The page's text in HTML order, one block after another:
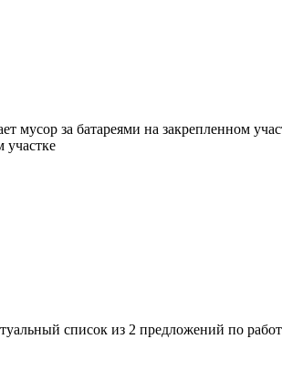
за батареями на закрепленном
участке
список из 2 предложений по